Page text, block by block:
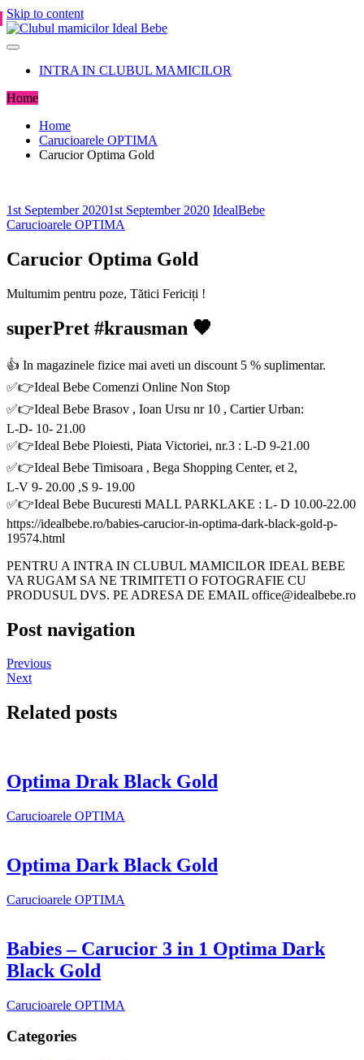
Skip to content
INTRA IN CLUBUL MAMICILOR
Home
Home
Carucioarele OPTIMA
Carucior Optima Gold
1st September 20201st September 2020 IdealBebe
Carucioarele OPTIMA
Carucior Optima Gold
Multumim pentru poze, Tătici Fericiți !
superPret #krausman 🖤
👍 In magazinele fizice mai aveti un discount 5 % suplimentar.
✅👉Ideal Bebe Comenzi Online Non Stop
✅👉Ideal Bebe Brasov , Ioan Ursu nr 10 , Cartier Urban:
L-D- 10- 21.00
✅👉Ideal Bebe Ploiesti, Piata Victoriei, nr.3 : L-D 9-21.00
✅👉Ideal Bebe Timisoara , Bega Shopping Center, et 2,
L-V 9- 20.00 ,S 9- 19.00
✅👉Ideal Bebe Bucuresti MALL PARKLAKE : L- D 10.00-22.00
https://idealbebe.ro/babies-carucior-in-optima-dark-black-gold-p-
19574.html
PENTRU A INTRA IN CLUBUL MAMICILOR IDEAL BEBE
VA RUGAM SA NE TRIMITETI O FOTOGRAFIE CU
PRODUSUL DVS. PE ADRESA DE EMAIL office@idealbebe.ro
Post navigation
Previous
Next
Related posts
Optima Drak Black Gold
Carucioarele OPTIMA
Optima Dark Black Gold
Carucioarele OPTIMA
Babies – Carucior 3 in 1 Optima Dark
Black Gold
Carucioarele OPTIMA
Categories